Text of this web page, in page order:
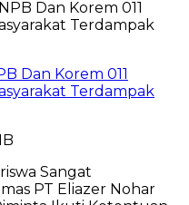
Dan Korem 011
Terdampak